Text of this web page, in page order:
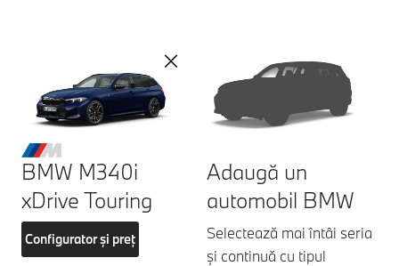
BMW M340i
xDrive Touring
Configurator și preț
Adaugă un
automobil BMW
Selectează mai întâi seria
și continuă cu tipul